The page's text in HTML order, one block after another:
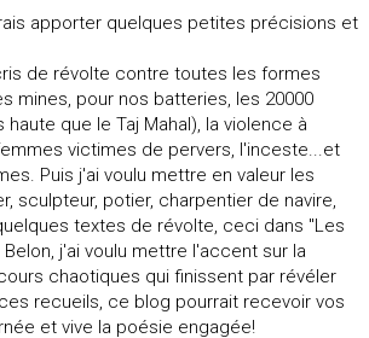
apporter quelques petites précisions et
de révolte contre toutes les formes
mines, pour nos batteries, les 20000
que le Taj Mahal), la violence à
victimes de pervers, l'inceste...et
Puis j'ai voulu mettre en valeur les
sculpteur, potier, charpentier de navire,
textes de révolte, ceci dans "Les
j'ai voulu mettre l'accent sur la
chaotiques qui finissent par révéler
recueils, ce blog pourrait recevoir vos
et vive la poésie engagée!